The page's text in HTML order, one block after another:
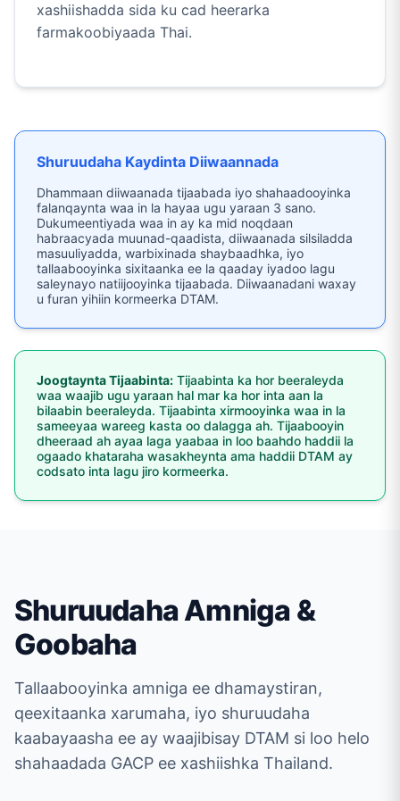
xashiishadda sida ku cad heerarka
farmakoobiyaada Thai.
Shuruudaha Kaydinta Diiwaannada
Dhammaan diiwaanada tijaabada iyo shahaadooyinka
falanqaynta waa in la hayaa ugu yaraan 3 sano.
Dukumeentiyada waa in ay ka mid noqdaan
habraacyada muunad-qaadista, diiwaanada silsiladda
masuuliyadda, warbixinada shaybaadhka, iyo
tallaabooyinka sixitaanka ee la qaaday iyadoo lagu
saleynayo natiijooyinka tijaabada. Diiwaanadani waxay
u furan yihiin kormeerka DTAM.
Joogtaynta Tijaabinta: Tijaabinta ka hor beeraleyda
waa waajib ugu yaraan hal mar ka hor inta aan la
bilaabin beeraleyda. Tijaabinta xirmooyinka waa in la
sameeyaa wareeg kasta oo dalagga ah. Tijaabooyin
dheeraad ah ayaa laga yaabaa in loo baahdo haddii la
ogaado khataraha wasakheynta ama haddii DTAM ay
codsato inta lagu jiro kormeerka.
Shuruudaha Amniga &
Goobaha
Tallaabooyinka amniga ee dhamaystiran,
qeexitaanka xarumaha, iyo shuruudaha
kaabayaasha ee ay waajibisay DTAM si loo helo
shahaadada GACP ee xashiishka Thailand.